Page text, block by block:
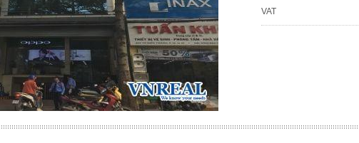
VAT